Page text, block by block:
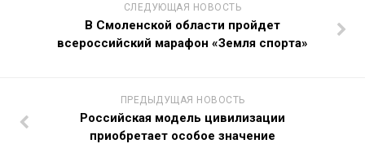
СЛЕДУЮЩАЯ НОВОСТЬ
В Смоленской области пройдет
всероссийский марафон «Земля спорта»
ПРЕДЫДУЩАЯ НОВОСТЬ
Российская модель цивилизации
приобретает особое значение